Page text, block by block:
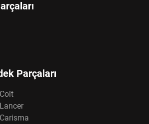
Parçaları
Colt
Lancer
Carisma